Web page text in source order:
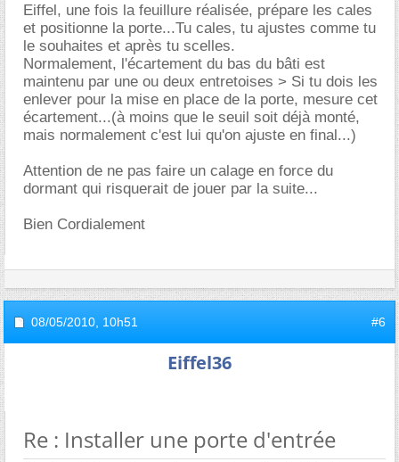
Eiffel, une fois la feuillure réalisée, prépare les cales
et positionne la porte...Tu cales, tu ajustes comme tu
le souhaites et après tu scelles.
Normalement, l'écartement du bas du bâti est
maintenu par une ou deux entretoises > Si tu dois les
enlever pour la mise en place de la porte, mesure cet
écartement...(à moins que le seuil soit déjà monté,
mais normalement c'est lui qu'on ajuste en final...)
Attention de ne pas faire un calage en force du
dormant qui risquerait de jouer par la suite...
Bien Cordialement
08/05/2010, 10h51 #6
Eiffel36
Re : Installer une porte d'entrée